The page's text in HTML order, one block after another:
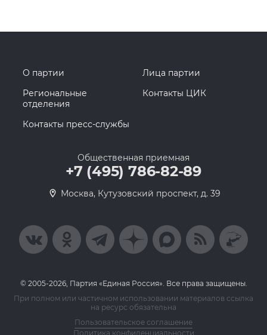
О партии
Лица партии
Региональные
отделения
Контакты ЦИК
Контакты пресс-службы
Общественная приемная
+7 (495) 786-82-89
Москва, Кутузовский проспект, д. 39
© 2005-2026, Партия «Единая Россия». Все права защищены.
При полном или частичном использовании материалов ссылка
на ресурс обязательна
Пользовательское соглашение
Политика конфиденциальности